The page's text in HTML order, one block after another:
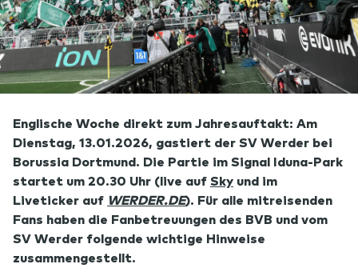
Englische Woche direkt zum Jahresauftakt: Am
Dienstag, 13.01.2026, gastiert der SV Werder bei
Borussia Dortmund. Die Partie im Signal Iduna-Park
startet um 20.30 Uhr (live aufSky und im
Liveticker auf WERDER.DE). Für alle mitreisenden
Fans haben die Fanbetreuungen des BVB und vom
SV Werder folgende wichtige Hinweise
zusammengestellt.